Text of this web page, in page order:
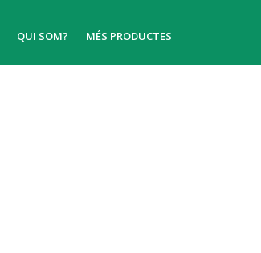
QUI SOM? MÉS PRODUCTES